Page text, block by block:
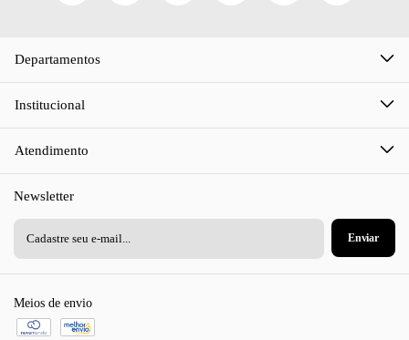
Departamentos
Institucional
Atendimento
Newsletter
Meios de envio